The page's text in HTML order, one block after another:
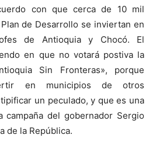
con que cerca de 10 mil
de Desarrollo se inviertan en
de Antioquia y Chocó. El
en que no votará postiva la
Sin Fronteras», porque
en municipios de otros
un peculado, y que es una
campaña del gobernador Sergio
de la República.